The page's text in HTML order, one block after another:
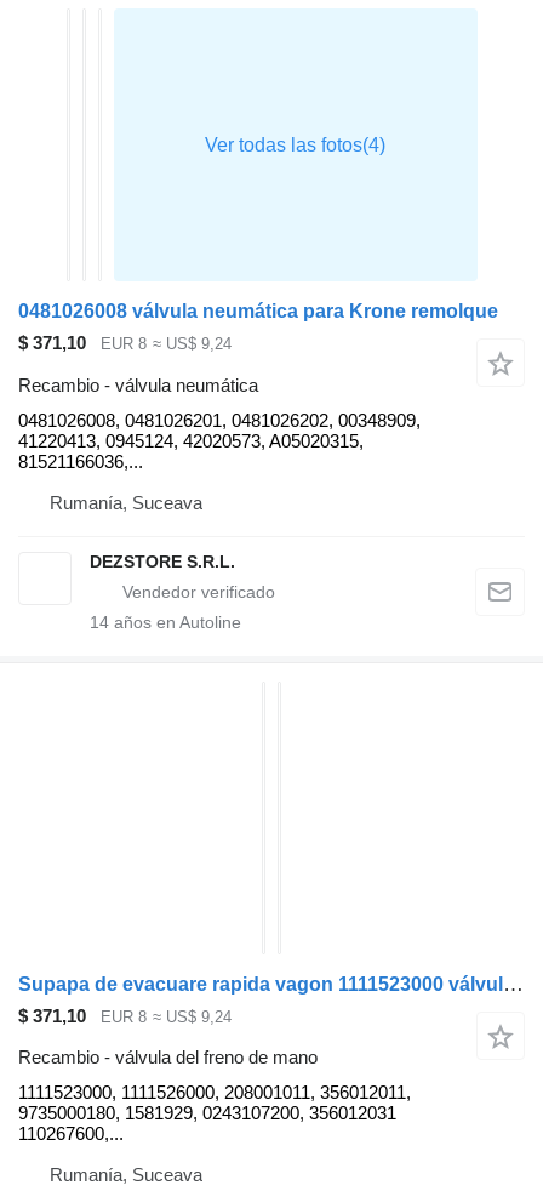
0481026008 válvula neumática para Krone remolque
$ 371,10
EUR 8 ≈ US$ 9,24
Recambio - válvula neumática
0481026008, 0481026201, 0481026202, 00348909,
41220413, 0945124, 42020573, A05020315,
81521166036,...
Rumanía, Suceava
DEZSTORE S.R.L.
14 años en Autoline
Supapa de evacuare rapida vagon 1111523000 válvula del freno de mano para Krone remolque
$ 371,10 EUR 8 ≈ US$ 9,24
Recambio - válvula del freno de mano
1111523000, 1111526000, 208001011, 356012011,
9735000180, 1581929, 0243107200, 356012031
110267600,...
Rumanía, Suceava